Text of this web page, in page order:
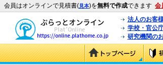
会員はオンラインで見積書(見本)を無料で作成できます 会
法人のお客
学校・官公
研究機関の